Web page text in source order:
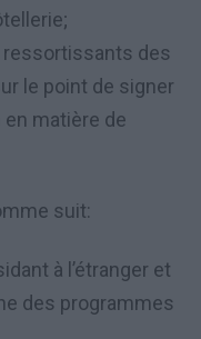
des
le point de signer
matière de
suit:
à l’étranger et
des programmes